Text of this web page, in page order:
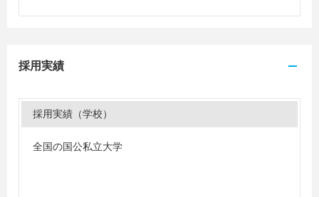
採用実績
採用実績（学校）
全国の国公私立大学